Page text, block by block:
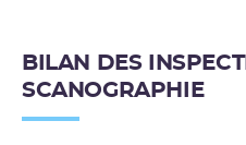
BILAN DES
SCANOGRAPHIE